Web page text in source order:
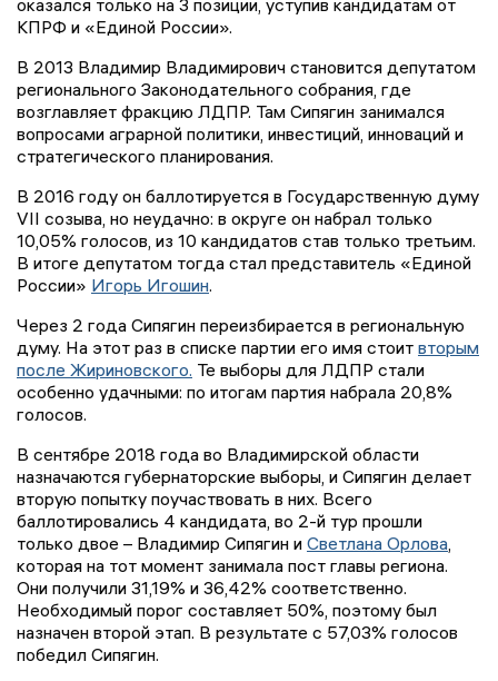
КПРФ и «Единой России».
В 2013 Владимир Владимирович становится депутатом
регионального Законодательного собрания, где
возглавляет фракцию ЛДПР. Там Сипягин занимался
вопросами аграрной политики, инвестиций, инноваций и
стратегического планирования.
В 2016 году он баллотируется в Государственную думу
VII созыва, но неудачно: в округе он набрал только
10,05% голосов, из 10 кандидатов став только третьим.
В итоге депутатом тогда стал представитель «Единой
России» Игорь Игошин.
Через 2 года Сипягин переизбирается в региональную
думу. На этот раз в списке партии его имя стоит вторым
после Жириновского. Те выборы для ЛДПР стали
особенно удачными: по итогам партия набрала 20,8%
голосов.
В сентябре 2018 года во Владимирской области
назначаются губернаторские выборы, и Сипягин делает
вторую попытку поучаствовать в них. Всего
баллотировались 4 кандидата, во 2-й тур прошли
только двое – Владимир Сипягин и Светлана Орлова
которая на тот момент занимала пост главы региона.
Они получили 31,19% и 36,42% соответственно.
Необходимый порог составляет 50%, поэтому был
назначен второй этап. В результате с 57,03% голосов
победил Сипягин.